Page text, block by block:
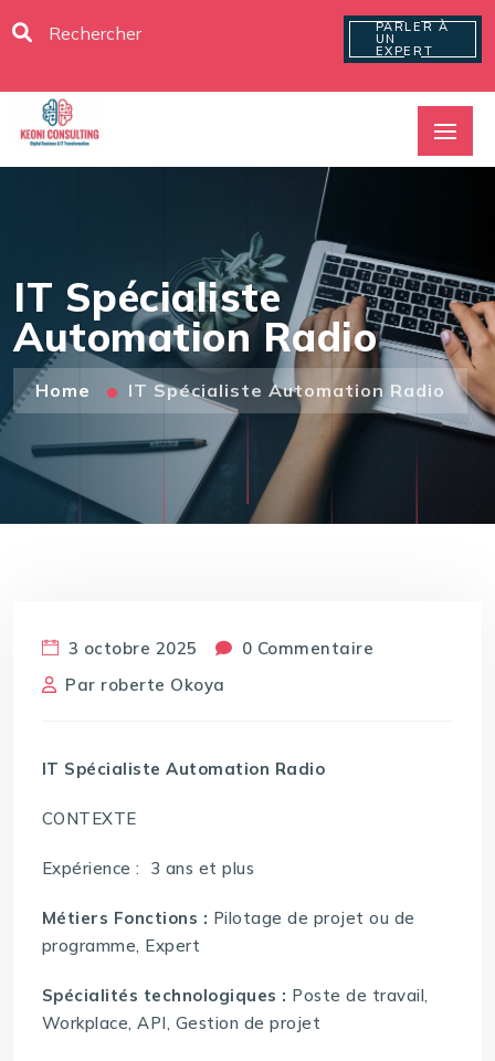
PARLER À
UN
EXPERT
IT Spécialiste
Automation Radio
Home IT Spécialiste Automation Radio
3 octobre 2025
0 Commentaire
Par roberte Okoya
IT Spécialiste Automation Radio
CONTEXTE
Expérience : 3 ans et plus
Métiers Fonctions : Pilotage de projet ou de
programme, Expert
Spécialités technologiques : Poste de travail,
Workplace, API, Gestion de projet